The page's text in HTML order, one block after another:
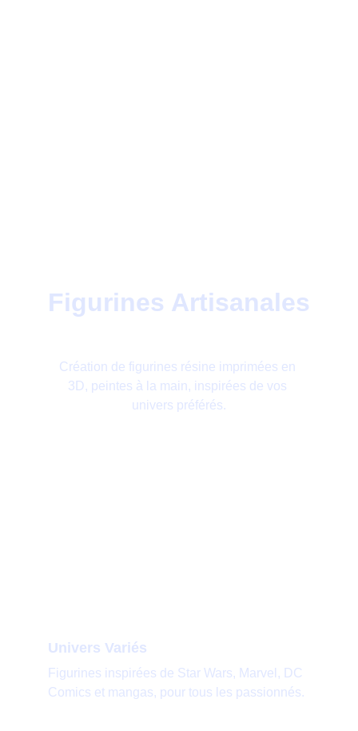
Figurines Artisanales
Création de figurines résine imprimées en
3D, peintes à la main, inspirées de vos
univers préférés.
Univers Variés
Figurines inspirées de Star Wars, Marvel, DC
Comics et mangas, pour tous les passionnés.